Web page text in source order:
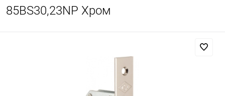
85BS30,23NP Хром